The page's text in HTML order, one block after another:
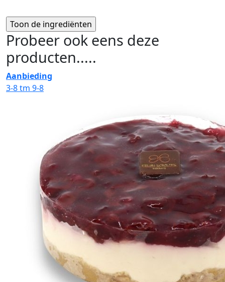
Probeer ook eens deze
producten.....
Aanbieding
3-8 tm 9-8